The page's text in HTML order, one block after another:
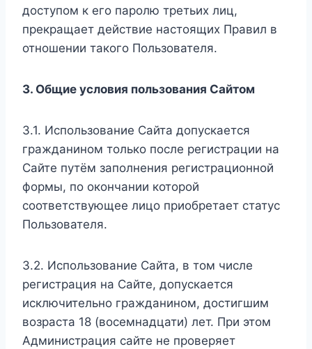
доступом к его паролю третьих лиц,
прекращает действие настоящих Правил в
отношении такого Пользователя.
3. Общие условия пользования Сайтом
3.1. Использование Сайта допускается
гражданином только после регистрации на
Сайте путём заполнения регистрационной
формы, по окончании которой
соответствующее лицо приобретает статус
Пользователя.
3.2. Использование Сайта, в том числе
регистрация на Сайте, допускается
исключительно гражданином, достигшим
возраста 18 (восемнадцати) лет. При этом
Администрация сайте не проверяет